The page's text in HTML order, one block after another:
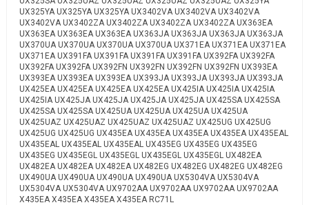
UX325YA UX325YA UX325YA UX3402VA UX3402VA UX3402VA
UX3402VA UX3402ZA UX3402ZA UX3402ZA UX3402ZA UX363EA
UX363EA UX363EA UX363EA UX363JA UX363JA UX363JA UX363JA
UX370UA UX370UA UX370UA UX370UA UX371EA UX371EA UX371EA
UX371EA UX391FA UX391FA UX391FA UX391FA UX392FA UX392FA
UX392FA UX392FA UX392FN UX392FN UX392FN UX392FN UX393EA
UX393EA UX393EA UX393EA UX393JA UX393JA UX393JA UX393JA
UX425EA UX425EA UX425EA UX425EA UX425IA UX425IA UX425IA
UX425IA UX425JA UX425JA UX425JA UX425JA UX425SA UX425SA
UX425SA UX425SA UX425UA UX425UA UX425UA UX425UA
UX425UAZ UX425UAZ UX425UAZ UX425UAZ UX425UG UX425UG
UX425UG UX425UG UX435EA UX435EA UX435EA UX435EA UX435EAL
UX435EAL UX435EAL UX435EAL UX435EG UX435EG UX435EG
UX435EG UX435EGL UX435EGL UX435EGL UX435EGL UX482EA
UX482EA UX482EA UX482EA UX482EG UX482EG UX482EG UX482EG
UX490UA UX490UA UX490UA UX490UA UX5304VA UX5304VA
UX5304VA UX5304VA UX9702AA UX9702AA UX9702AA UX9702AA
X435EA X435EA X435EA X435EA RC71L